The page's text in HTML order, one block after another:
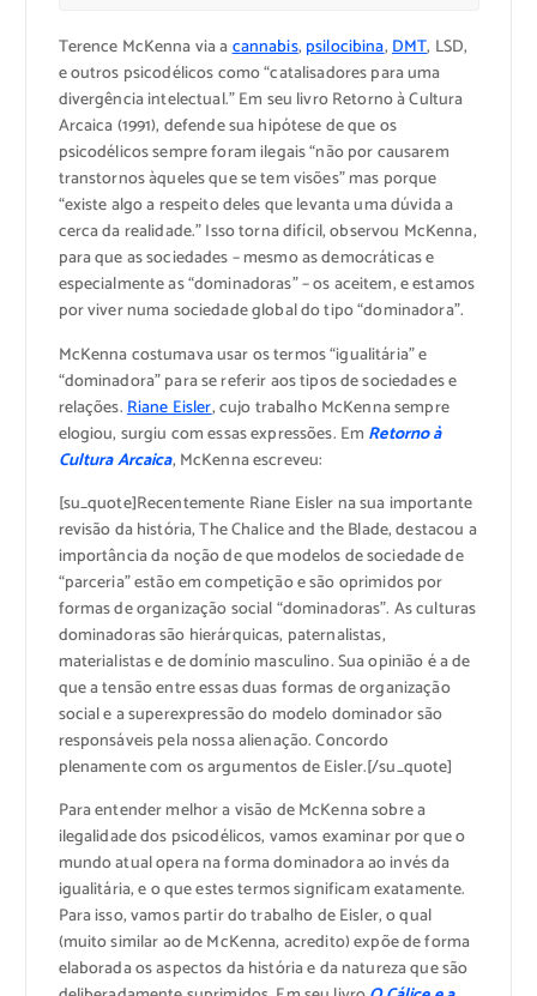
Terence McKenna via acannabis, psilocibina,DMT, LSD,
e outros psicodélicos como “catalisadores para uma
divergência intelectual.” Em seu livro Retorno à Cultura
Arcaica (1991), defende sua hipótese de que os
psicodélicos sempre foram ilegais “não por causarem
transtornos àqueles que se tem visões” mas porque
“existe algo a respeito deles que levanta uma dúvida a
cerca da realidade.” Isso torna difícil, observou McKenna,
para que as sociedades – mesmo as democráticas e
especialmente as “dominadoras” – os aceitem, e estamos
por viver numa sociedade global do tipo “dominadora”.
McKenna costumava usar os termos “igualitária” e
“dominadora” para se referir aos tipos de sociedades e
relações.Riane Eisler, cujo trabalho McKenna sempre
elogiou, surgiu com essas expressões. Em Retorno à
Cultura Arcaica, McKenna escreveu:
[su_quote]Recentemente Riane Eisler na sua importante
revisão da história, The Chalice and the Blade, destacou a
importância da noção de que modelos de sociedade de
“parceria” estão em competição e são oprimidos por
formas de organização social “dominadoras”. As culturas
dominadoras são hierárquicas, paternalistas,
materialistas e de domínio masculino. Sua opinião é a de
que a tensão entre essas duas formas de organização
social e a superexpressão do modelo dominador são
responsáveis pela nossa alienação. Concordo
plenamente com os argumentos de Eisler.[/su_quote]
Para entender melhor a visão de McKenna sobre a
ilegalidade dos psicodélicos, vamos examinar por que o
mundo atual opera na forma dominadora ao invés da
igualitária, e o que estes termos significam exatamente.
Para isso, vamos partir do trabalho de Eisler, o qual
(muito similar ao de McKenna, acredito) expõe de forma
elaborada os aspectos da história e da natureza que são